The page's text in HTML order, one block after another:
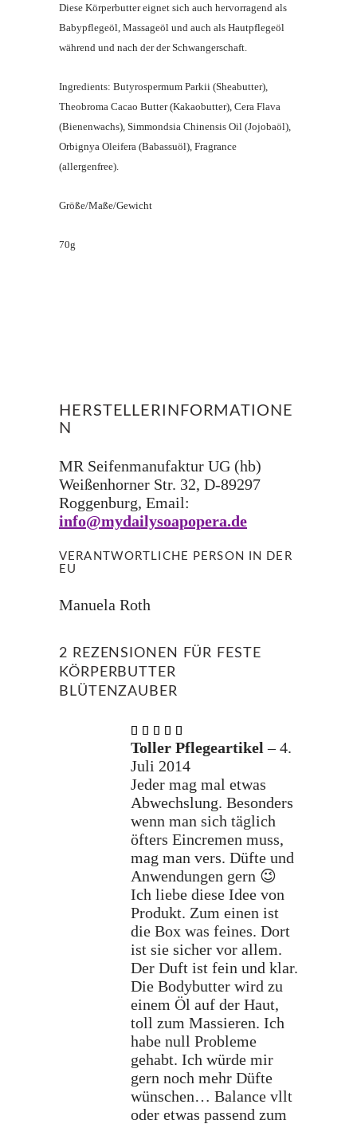
Diese Körperbutter eignet sich auch hervorragend als
Babypflegeöl, Massageöl und auch als Hautpflegeöl
während und nach der der Schwangerschaft.
Ingredients: Butyrospermum Parkii (Sheabutter),
Theobroma Cacao Butter (Kakaobutter), Cera Flava
(Bienenwachs), Simmondsia Chinensis Oil (Jojobaöl),
Orbignya Oleifera (Babassuöl), Fragrance
(allergenfree).
Größe/Maße/Gewicht
70g
HERSTELLERINFORMATIONE
N
MR Seifenmanufaktur UG (hb)
Weißenhorner Str. 32, D-89297
Roggenburg, Email:
info@mydailysoapopera.de
VERANTWORTLICHE PERSON IN DER
EU
Manuela Roth
2 REZENSIONEN FÜR FESTE
KÖRPERBUTTER
BLÜTENZAUBER
mit
5
von 5
Toller Pflegeartikel– 4.
Juli 2014
Jeder mag mal etwas
Abwechslung. Besonders
wenn man sich täglich
öfters Eincremen muss,
mag man vers. Düfte und
Anwendungen gern 😉
Ich liebe diese Idee von
Produkt. Zum einen ist
die Box was feines. Dort
ist sie sicher vor allem.
Der Duft ist fein und klar.
Die Bodybutter wird zu
einem Öl auf der Haut,
toll zum Massieren. Ich
habe null Probleme
gehabt. Ich würde mir
gern noch mehr Düfte
wünschen… Balance vllt
oder etwas passend zum